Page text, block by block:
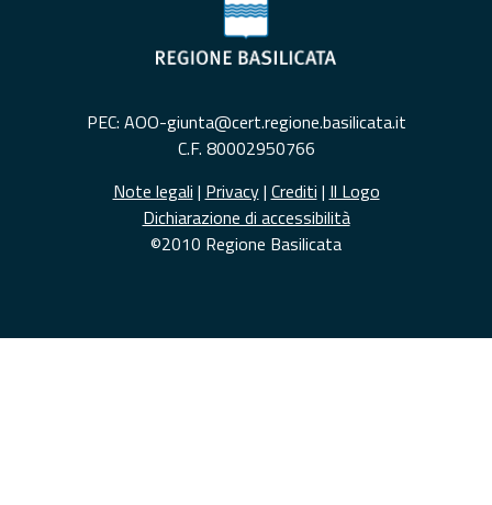
PEC: AOO-giunta@cert.regione.basilicata.it
C.F. 80002950766
Note legali | Privacy| Crediti | Il Logo
Dichiarazione di accessibilità
©2010 Regione Basilicata